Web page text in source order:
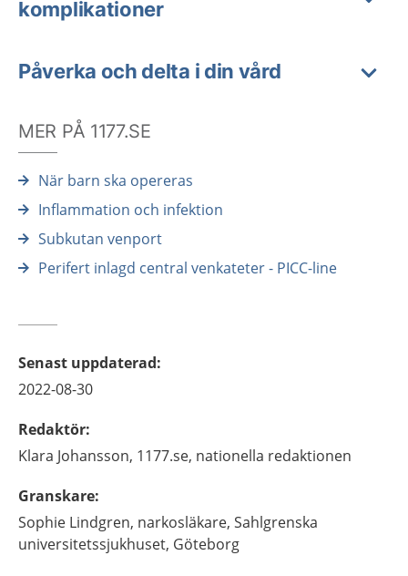
komplikationer
Påverka och delta i din vård
MER PÅ 1177.SE
När barn ska opereras
Inflammation och infektion
Subkutan venport
Perifert inlagd central venkateter - PICC-line
Senast uppdaterad:
2022-08-30
Redaktör:
Klara Johansson, 1177.se, nationella redaktionen
Granskare:
Sophie Lindgren, narkosläkare, Sahlgrenska
universitetssjukhuset, Göteborg